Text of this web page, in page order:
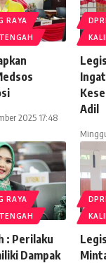
RAYA
2025 17:48
Adil
RAYA
: Perilaku
Dampak